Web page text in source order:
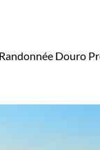
Randonnée Douro